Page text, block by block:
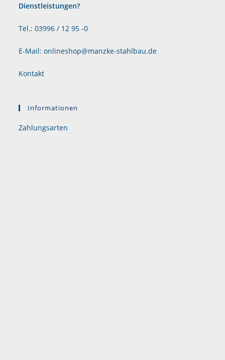
Dienstleistungen?
Tel.: 03996 / 12 95 -0
E-Mail: onlineshop@manzke-stahlbau.de
Kontakt
Informationen
Zahlungsarten